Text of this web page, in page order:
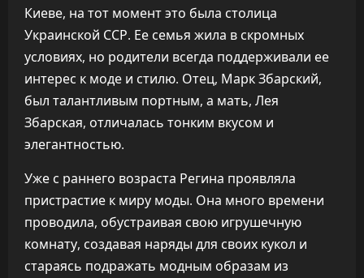
Киеве, на тот момент это была столица
Украинской ССР. Ее семья жила в скромных
условиях, но родители всегда поддерживали ее
интерес к моде и стилю. Отец, Марк Збарский,
был талантливым портным, а мать, Лея
Збарская, отличалась тонким вкусом и
элегантностью.
Уже с раннего возраста Регина проявляла
пристрастие к миру моды. Она много времени
проводила, обустраивая свою игрушечную
комнату, создавая наряды для своих кукол и
стараясь подражать модным образам из